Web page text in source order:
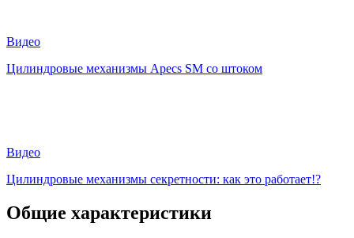
Видео
Цилиндровые механизмы Apecs SM со штоком
Видео
Цилиндровые механизмы секретности: как это работает!?
Общие характеристики